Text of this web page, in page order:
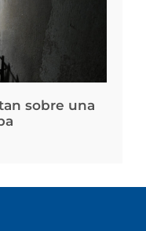
sobre una